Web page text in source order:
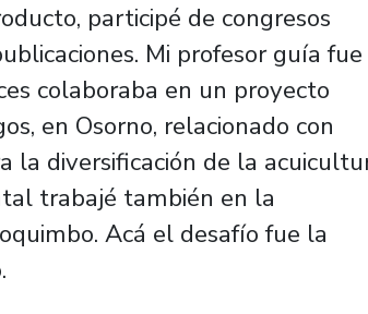
participé de congresos
Mi profesor guía fue
colaboraba en un proyecto
en Osorno, relacionado con
la diversificación de la
trabajé también en la
Acá el desafío fue la